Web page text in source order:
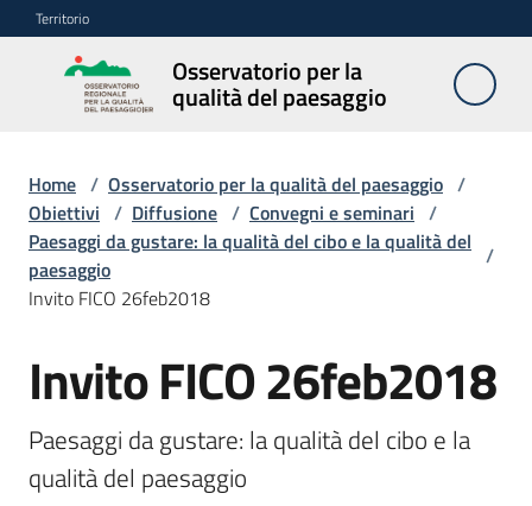
Vai al contenuto
Vai alla navigazione
Vai al footer
Territorio
Osservatorio per la
qualità del paesaggio
Osservatorio
per la
paesaggio
Cos'è
l'Osservatorio
Obiettivi
Pubblicazioni
e
Home / Osservatorio per la qualità del paesaggio /
Obiettivi / Diffusione / Convegni e seminari /
Paesaggi da gustare: la qualità del cibo e la qualità del
paesaggio
/
Invito FICO 26feb2018
Invito FICO 26feb2018
Paesaggi da gustare: la qualità del cibo e la
qualità del paesaggio